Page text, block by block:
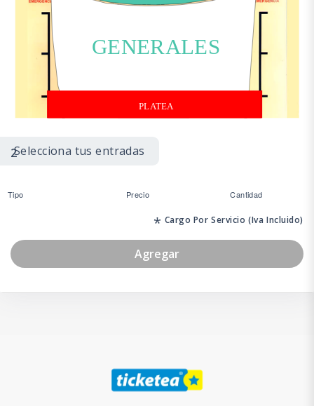
PLATEA
GENERALES
Selecciona tus entradas
2
Tipo Precio Cantidad
* Cargo Por Servicio (Iva Incluido)
Agregar